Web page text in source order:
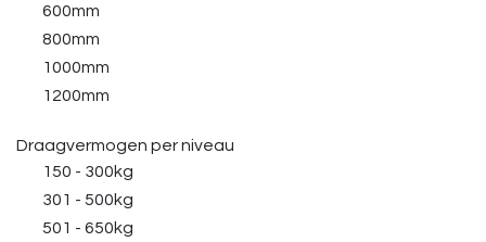
600mm
800mm
1000mm
1200mm
Draagvermogen per niveau
150 - 300kg
301 - 500kg
501 - 650kg